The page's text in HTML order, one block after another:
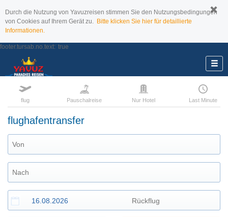
Durch die Nutzung von Yavuzreisen stimmen Sie den Nutzungsbedingungen
von Cookies auf Ihrem Gerät zu. Bitte klicken Sie hier für detaillierte
Informationen.
footer.tursab.no.text: true
flug Pauschalreise Nur Hotel Last Minute
flughafentransfer